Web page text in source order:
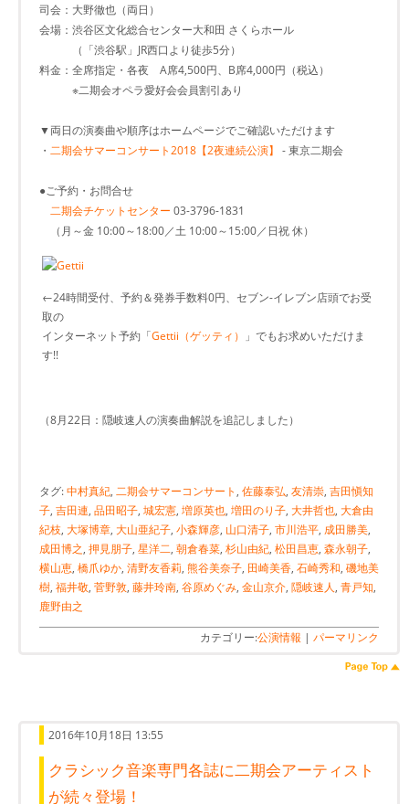
司会：大野徹也（両日）
会場：渋谷区文化総合センター大和田 さくらホール
（「渋谷駅」JR西口より徒歩5分）
料金：全席指定・各夜 A席4,500円、B席4,000円（税込）
※二期会オペラ愛好会会員割引あり
▼両日の演奏曲や順序はホームページでご確認いただけます
・ 二期会サマーコンサート2018【2夜連続公演】 - 東京二期会
●ご予約・お問合せ
二期会チケットセンター 03-3796-1831
（月～金 10:00～18:00／土 10:00～15:00／日祝 休）
←24時間受付、予約＆発券手数料0円、セブン-イレブン店頭でお受
取の
インターネット予約「Gettii（ゲッティ）
」でもお求めいただけま
す!!
（8月22日：隠岐速人の演奏曲解説を追記しました）
タグ:中村真紀, 二期会サマーコンサート , 佐藤泰弘, 友清崇, 吉田愼知
子, 吉田連, 品田昭子, 城宏憲, 増原英也, 増田のり子, 大井哲也, 大倉由
紀枝, 大塚博章, 大山亜紀子, 小森輝彦, 山口清子, 市川浩平, 成田勝美,
成田博之, 押見朋子, 星洋二, 朝倉春菜, 杉山由紀, 松田昌恵, 森永朝子,
横山恵, 橋爪ゆか, 清野友香莉, 熊谷美奈子, 田崎美香, 石崎秀和, 磯地美
樹, 福井敬, 菅野敦, 藤井玲南, 谷原めぐみ, 金山京介, 隠岐速人, 青戸知,
鹿野由之
カテゴリー:公演情報 | パーマリンク
2016年10月18日 13:55
クラシック音楽専門各誌に二期会アーティスト
が続々登場！